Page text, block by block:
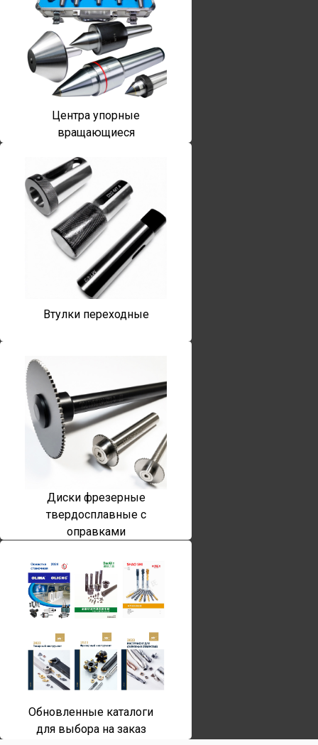
Центра упорные
вращающиеся
Втулки переходные
Диски фрезерные
твердосплавные с
оправками
Обновленные каталоги
для выбора на заказ